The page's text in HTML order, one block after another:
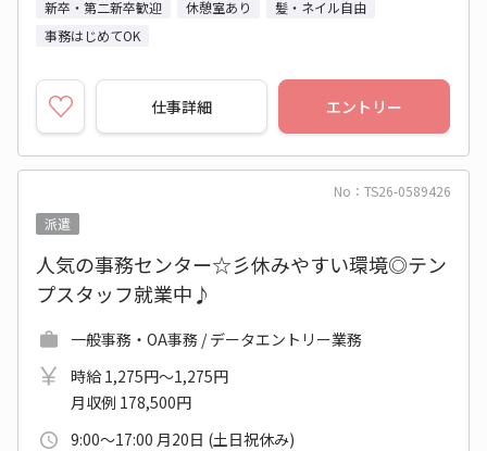
新卒・第二新卒歓迎
休憩室あり
髪・ネイル自由
事務はじめてOK
仕事詳細 エントリー
No：TS26-0589426
派遣
人気の事務センター☆彡休みやすい環境◎テン
プスタッフ就業中♪
一般事務・OA事務 / データエントリー業務
時給 1,275円～1,275円
月収例 178,500円
9:00～17:00 月20日 (土日祝休み)